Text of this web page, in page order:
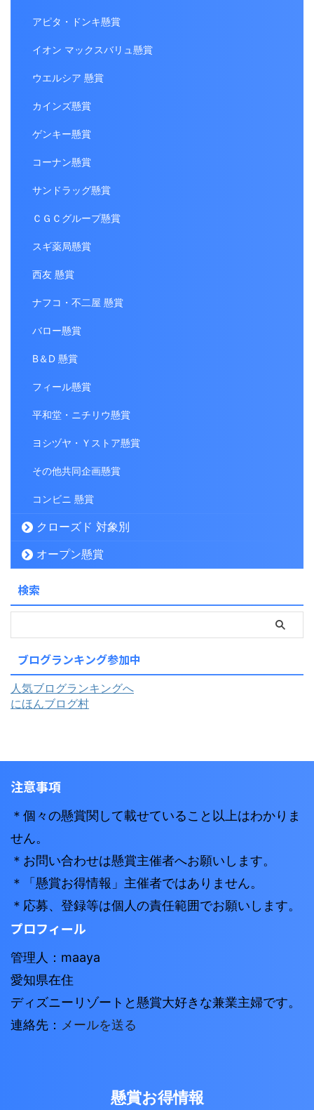
アピタ・ドンキ懸賞
イオン マックスバリュ懸賞
ウエルシア 懸賞
カインズ懸賞
ゲンキー懸賞
コーナン懸賞
サンドラッグ懸賞
ＣＧＣグループ懸賞
スギ薬局懸賞
西友 懸賞
ナフコ・不二屋 懸賞
バロー懸賞
B＆D 懸賞
フィール懸賞
平和堂・ニチリウ懸賞
ヨシヅヤ・Ｙストア懸賞
その他共同企画懸賞
コンビニ 懸賞
クローズド 対象別
オープン懸賞
検索
ブログランキング参加中
人気ブログランキングへ
にほんブログ村
注意事項
＊個々の懸賞関して載せていること以上はわかりま
せん。
＊お問い合わせは懸賞主催者へお願いします。
＊「懸賞お得情報」主催者ではありません。
＊応募、登録等は個人の責任範囲でお願いします。
プロフィール
管理人：maaya
愛知県在住
ディズニーリゾートと懸賞大好きな兼業主婦です。
連絡先： メールを送る
懸賞お得情報